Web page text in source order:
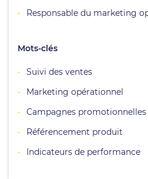
Responsable du marketing
Mots-clés
Suivi des ventes
Marketing opérationnel
Campagnes promotionnelles
Référencement produit
Indicateurs de performance